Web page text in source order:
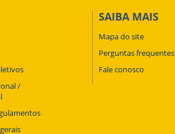
/
SAIBA MAIS
Mapa do site
Perguntas frequentes
Fale conosco